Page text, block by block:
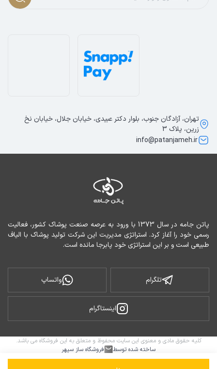
طبیعی است و بر این استراتژی خود پابرجا مانده است.
تلگرام واتساپ
اینستاگرام
تهران، آزادگان جنوب، بلوار دکتر عبیدی، خیابان جلال، خیابان نخ
زرین، پلاک 3
info@patanjameh.ir
کلیه حقوق مادی و معنوی این سایت محفوظ و متعلق به این فروشگاه می باشد.
ساخته شده توسط
فروشگاه ساز سپهر